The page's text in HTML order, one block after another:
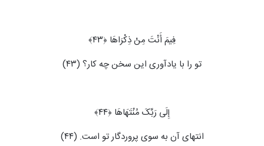
فِیمَ أَنْتَ مِنْ ذِکْرَاهَا ﴿۴۳﴾
تو را با یادآوری این سخن چه کار؟ (۴۳)
إِلَى رَبِّکَ مُنْتَهَاهَا ﴿۴۴﴾
انتهای آن به سوی پروردگار تو است. (۴۴)